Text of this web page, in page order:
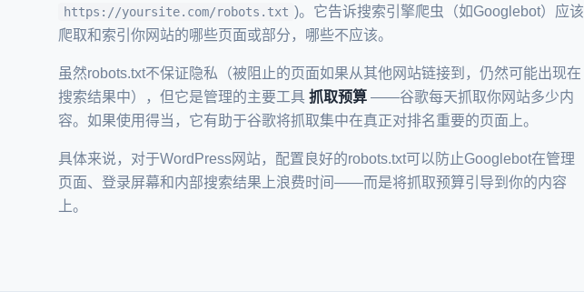
https://yoursite.com/robots.txt )。它告诉搜索引擎爬虫（如Googlebot）应该
爬取和索引你网站的哪些页面或部分，哪些不应该。
虽然robots.txt不保证隐私（被阻止的页面如果从其他网站链接到，仍然可能出现在
搜索结果中），但它是管理的主要工具 抓取预算 ——谷歌每天抓取你网站多少内
容。如果使用得当，它有助于谷歌将抓取集中在真正对排名重要的页面上。
具体来说，对于WordPress网站，配置良好的robots.txt可以防止Googlebot在管理
页面、登录屏幕和内部搜索结果上浪费时间——而是将抓取预算引导到你的内容
上。